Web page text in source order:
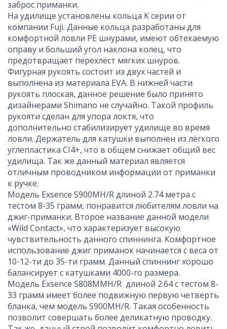
заброс приманки.
На удилище установлены кольца K серии от
компании Fuji. Данные кольца разработаны для
комфортной ловли PE шнурами, имеют обтекаемую
оправу и больший угол наклона колец, что
предотвращает перехлёст мягких шнуров.
Фигурная рукоять состоит из двух частей и
выполнена из материала EVA. В нижней части
рукоять плоская, данное решение было принято
дизайнерами Shimano не случайно. Такой профиль
рукояти сделан для упора локтя, что
дополнительно стабилизирует удилище во время
ловли. Держатель для катушки выполнен из лёгкого
углепластика CI4+, что в общем снижает общий вес
удилища. Так же данный материал является
отличным проводником информации от приманки
к ручке.
Модель Exsence S900MH/R длиной 2.74 метра с
тестом 8-35 грамм, понравится любителям ловли на
джиг-приманки. Второе название данной модели
«Wild Contact», что характеризует высокую
чувствительность данного спиннинга. Комфортное
использование джиг приманок начинается с веса от
10-12-ти до 35-ти грамм. Данный спиннинг хорошо
балансирует с катушками 4000-го размера.
Модель Exsence S808MMH/R длиной 2.64 с тестом 8-
33 грамм имеет более подвижную первую четверть
бланка, чем модель S900MH/R. Такая особенность
позволит совершать более деликатную проводку.